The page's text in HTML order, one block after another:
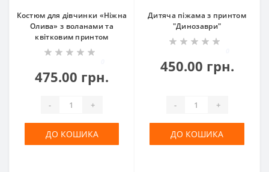
Костюм для дівчинки «Ніжна
Олива» з воланами та
квітковим принтом
475.00 грн.
- +
ДО КОШИКА
Дитяча піжама з принтом
"Динозаври"
450.00 грн.
- +
ДО КОШИКА